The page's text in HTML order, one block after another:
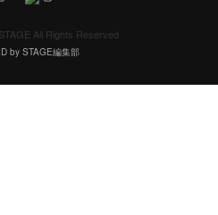
All Rights Reserved
by STAGE編集部